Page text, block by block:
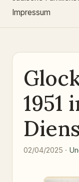
Impressum
1951
02/04/2025 ·